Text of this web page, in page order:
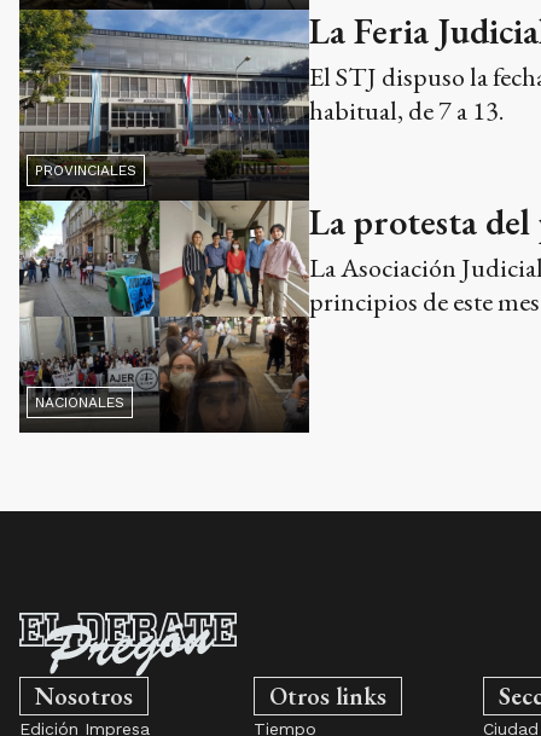
PROVINCIALES
La Feria
El STJ dispuso la
habitual, de 7 a 13.
NACIONALES
La protesta del
La Asociación
principios de este
Nosotros
Edición Impresa
Otros links
Tiempo Ciudad